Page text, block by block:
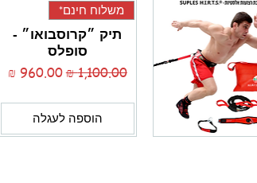
משלוח חינם*
תיק ״קרוסבואו״ -
סופלס
מחיר רגיל‏1,100.00 ‏₪ מחיר מבצע‏960.00 ‏₪
הוספה לעגלה